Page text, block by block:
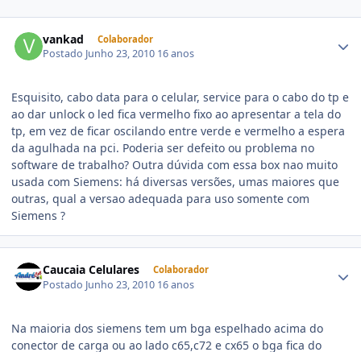
vankad Colaborador
Postado Junho 23, 2010 16 anos
Esquisito, cabo data para o celular, service para o cabo do tp e
ao dar unlock o led fica vermelho fixo ao apresentar a tela do
tp, em vez de ficar oscilando entre verde e vermelho a espera
da agulhada na pci. Poderia ser defeito ou problema no
software de trabalho? Outra dúvida com essa box nao muito
usada com Siemens: há diversas versões, umas maiores que
outras, qual a versao adequada para uso somente com
Siemens ?
Caucaia Celulares Colaborador
Postado Junho 23, 2010 16 anos
Na maioria dos siemens tem um bga espelhado acima do
conector de carga ou ao lado c65,c72 e cx65 o bga fica do